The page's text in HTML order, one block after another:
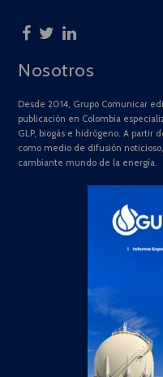
Nosotros
Desde 2014, Grupo Comunicar
publicación en Colombia
GLP, biogás e hidrógeno. A partir
como medio de difusión
cambiante mundo de la energía.